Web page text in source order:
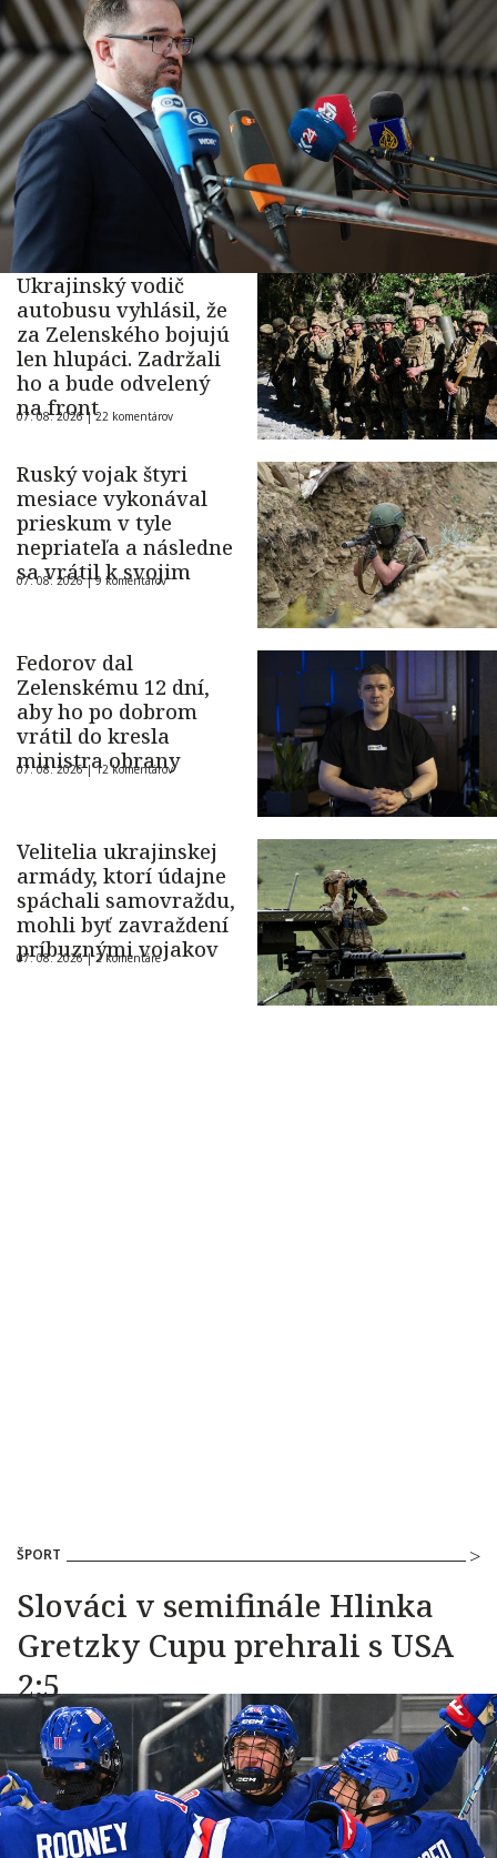
Ukrajinský vodič
autobusu vyhlásil, že
za Zelenského bojujú
len hlupáci. Zadržali
ho a bude odvelený
na front
07. 08. 2026 |22 komentárov
Ruský vojak štyri
mesiace vykonával
prieskum v tyle
nepriateľa a následne
sa vrátil k svojim
07. 08. 2026 |9 komentárov
Fedorov dal
Zelenskému 12 dní,
aby ho po dobrom
vrátil do kresla
ministra obrany
07. 08. 2026 |12 komentárov
Velitelia ukrajinskej
armády, ktorí údajne
spáchali samovraždu,
mohli byť zavraždení
príbuznými vojakov
07. 08. 2026 |2 komentáre
ŠPORT